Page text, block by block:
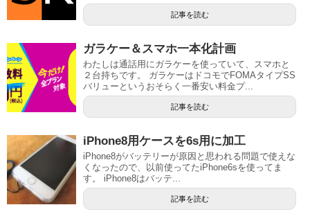
記事を読む
ガラケー＆スマホ一本化計画
わたしは通話用にガラケーを使っていて、スマホと
２台持ちです。 ガラケーはドコモでFOMAタイプSS
バリューというおそらく一番安い料金プ...
記事を読む
iPhone8用ケースを6s用に加工
iPhone8がバッテリーが原因と思われる問題で使えな
くなったので、以前使ってたiPhone6sを使ってま
す。 iPhone8はバッテ...
記事を読む